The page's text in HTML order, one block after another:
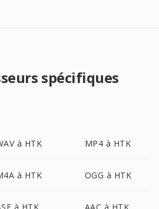
spécifiques
à HTK MP4 à HTK
à HTK OGG à HTK